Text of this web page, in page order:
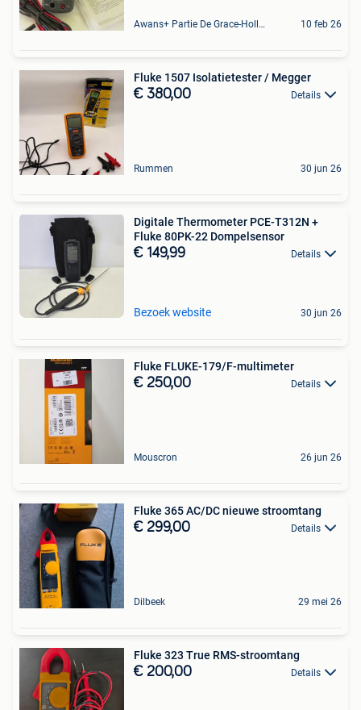
Awans+ Partie De Grace-Hollogne 10 feb 26
Fluke 1507 Isolatietester / Megger
€ 380,00 Details
Rummen 30 jun 26
Digitale Thermometer PCE-T312N +
Fluke 80PK-22 Dompelsensor
€ 149,99 Details
Bezoek website 30 jun 26
Fluke FLUKE-179/F-multimeter
€ 250,00 Details
Mouscron 26 jun 26
Fluke 365 AC/DC nieuwe stroomtang
€ 299,00 Details
Dilbeek 29 mei 26
Fluke 323 True RMS-stroomtang
€ 200,00 Details